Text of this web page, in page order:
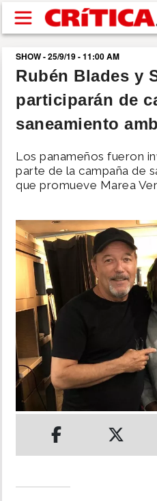
Pasar al contenido principal
buscar
SUCESOS
POLÍTICA
DEPORTES
MUNDO
INSÓLITAS
MULTIMEDIA
IMPRESO
SHOW - 25/9/19 - 11:00 AM
Rubén Blades y
participarán de
saneamiento
Los panameños fueron
parte de la campaña de
que promueve Marea